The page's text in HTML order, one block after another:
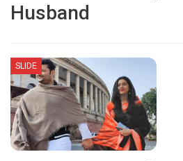
Husband
SLIDE